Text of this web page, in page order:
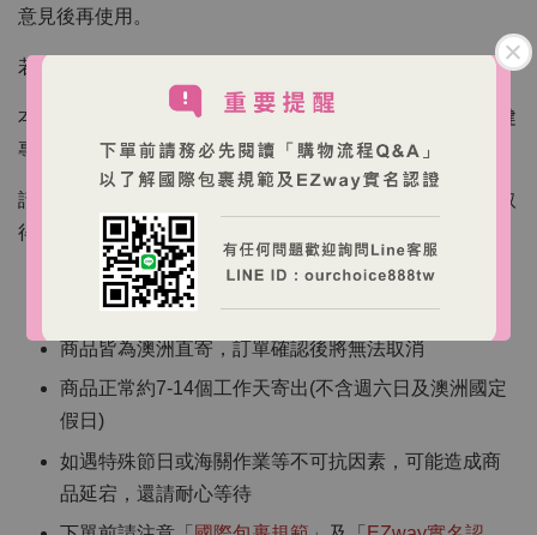
意見後再使用。
若出現不適症狀，請立即停止使用並洽詢醫師。
本產品可於懷孕與哺乳期間食用，建議使用前諮詢醫療保健
專業人員，以確保個人需求與劑量。
請存放於陰涼乾燥處，避免陽光直射，並放置於孩童無法取
得處。
【海外跨境購物說明】
商品皆為澳洲直寄，訂單確認後將無法取消
商品正常約7-14個工作天寄出(不含週六日及澳洲國定
假日)
如遇特殊節日或海關作業等不可抗因素，可能造成商
品延宕，還請耐心等待